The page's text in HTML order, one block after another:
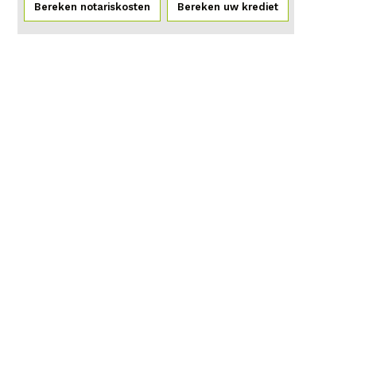
Bereken notariskosten Bereken uw krediet